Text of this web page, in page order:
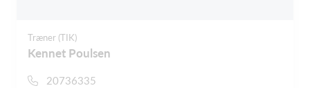
Træner (TIK)
Kennet Poulsen
20736335